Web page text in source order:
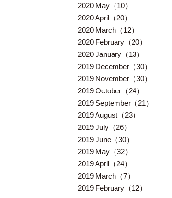
2020 May（10）
2020 April（20）
2020 March（12）
2020 February（20）
2020 January（13）
2019 December（30）
2019 November（30）
2019 October（24）
2019 September（21）
2019 August（23）
2019 July（26）
2019 June（30）
2019 May（32）
2019 April（24）
2019 March（7）
2019 February（12）